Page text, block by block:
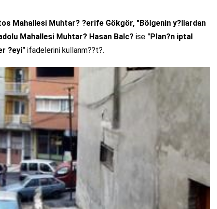
Mahallesi Muhtar? ?erife Gökgör, "Bölgenin y?llardan
Mahallesi Muhtar? Hasan Balc? ise "Plan?n iptal
?eyi" ifadelerini kullanm??t?.